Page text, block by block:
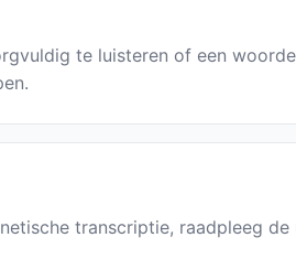
te luisteren of een
transcriptie, raadpleeg